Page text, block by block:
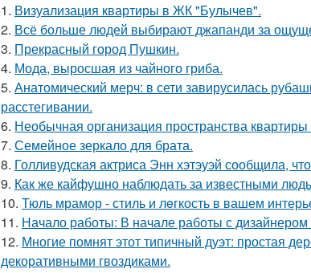
1. Визуализация квартиры в ЖК "Булычев".
2. Всё больше людей выбирают джапанди за
3. Прекрасный город Пушкин.
4. Мода, выросшая из чайного гриба.
5. Анатомический мерч: в сети завирусилась
расстегивании.
6. Необычная организация пространства
7. Семейное зеркало для брата.
8. Голливудская актриса Энн хэтэуэй сообщила,
9. Как же кайфушно наблюдать за известными
10. Тюль мрамор - стиль и лeгкость в вашем
11. Начало работы: В начале работы с дизайнером
12. Многие помнят этот типичный дуэт: простая
декоративными гвоздиками.